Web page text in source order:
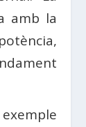
amb la